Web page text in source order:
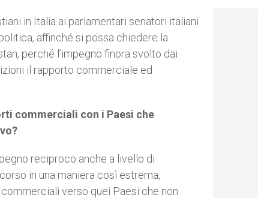
in Italia ai parlamentari senatori italiani
affinché si possa chiedere la
perché l’impegno finora svolto dai
il rapporto commerciale ed
commerciali con i Paesi che
reciproco anche a livello di
in una maniera così estrema,
verso quei Paesi che non